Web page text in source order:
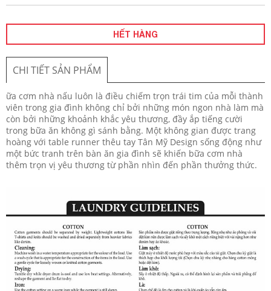
HẾT HÀNG
CHI TIẾT SẢN PHẨM
ữa cơm nhà nấu luôn là điều chiếm trọn trái tim của mỗi thành
viên trong gia đình không chỉ bởi những món ngon nhà làm mà
còn bởi những khoảnh khắc yêu thương, đầy ắp tiếng cười
trong bữa ăn không gì sánh bằng. Một không gian được trang
hoàng với table runner thêu tay Tân Mỹ Design sống động như
một bức tranh trên bàn ăn gia đình sẽ khiến bữa cơm nhà
thêm trọn vị yêu thương từ phần nhìn đến phần thưởng thức.